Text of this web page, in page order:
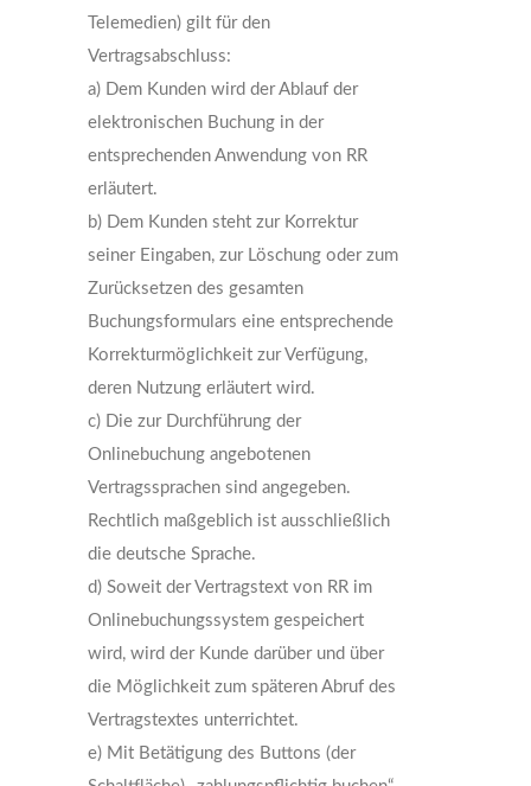
Telemedien) gilt für den
Vertragsabschluss:
a) Dem Kunden wird der Ablauf der
elektronischen Buchung in der
entsprechenden Anwendung von RR
erläutert.
b) Dem Kunden steht zur Korrektur
seiner Eingaben, zur Löschung oder zum
Zurücksetzen des gesamten
Buchungsformulars eine entsprechende
Korrekturmöglichkeit zur Verfügung,
deren Nutzung erläutert wird.
c) Die zur Durchführung der
Onlinebuchung angebotenen
Vertragssprachen sind angegeben.
Rechtlich maßgeblich ist ausschließlich
die deutsche Sprache.
d) Soweit der Vertragstext von RR im
Onlinebuchungssystem gespeichert
wird, wird der Kunde darüber und über
die Möglichkeit zum späteren Abruf des
Vertragstextes unterrichtet.
e) Mit Betätigung des Buttons (der